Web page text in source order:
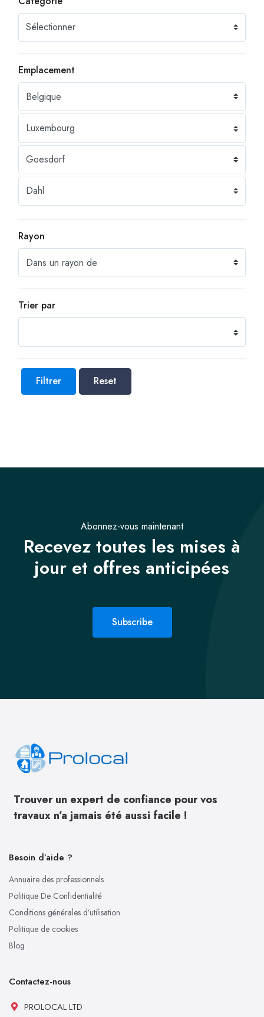
Emplacement
Rayon
Trier par
Filtrer Reset
Abonnez-vous maintenant
Recevez toutes les mises à
jour et offres anticipées
Subscribe
Trouver un expert de confiance pour vos
travaux n’a jamais été aussi facile !
Besoin d’aide ?
Annuaire des professionnels
Politique De Confidentialité
Conditions générales d’utilisation
Politique de cookies
Blog
Contactez-nous
PROLOCAL LTD